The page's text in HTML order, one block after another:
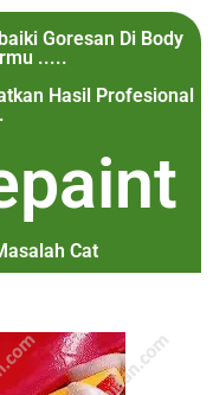
Goresan Di Body
.....
Hasil Profesional
Cat